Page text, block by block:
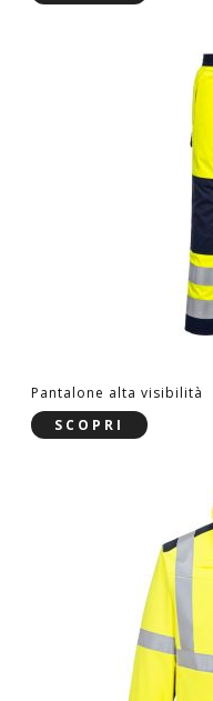
Pantalone alta visibilità
SCOPRI